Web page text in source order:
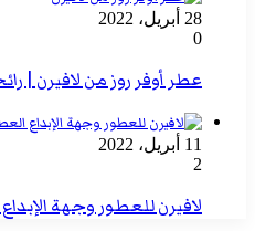
28 أبريل، 2022
0
عطر أوفر روز من لافيرن |
11 أبريل، 2022
2
لافيرن للعطور وجهة